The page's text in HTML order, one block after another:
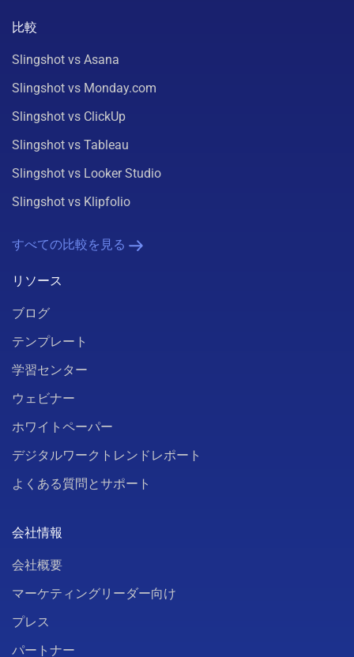
比較
Slingshot vs Asana
Slingshot vs Monday.com
Slingshot vs ClickUp
Slingshot vs Tableau
Slingshot vs Looker Studio
Slingshot vs Klipfolio
すべての比較を見る
リソース
ブログ
テンプレート
学習センター
ウェビナー
ホワイトペーパー
デジタルワークトレンドレポート
よくある質問とサポート
会社情報
会社概要
マーケティングリーダー向け
プレス
パートナー